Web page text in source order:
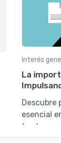
Interés
La
Descubre
esencial
tu